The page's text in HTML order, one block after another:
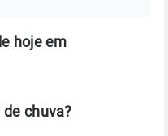
hoje em
chuva?